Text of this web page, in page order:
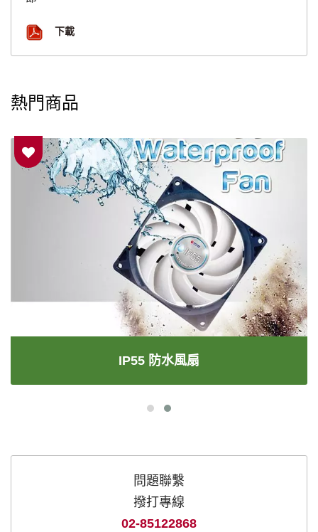
下載
熱門商品
IP55 防水風扇
問題聯繫
撥打專線
02-85122868